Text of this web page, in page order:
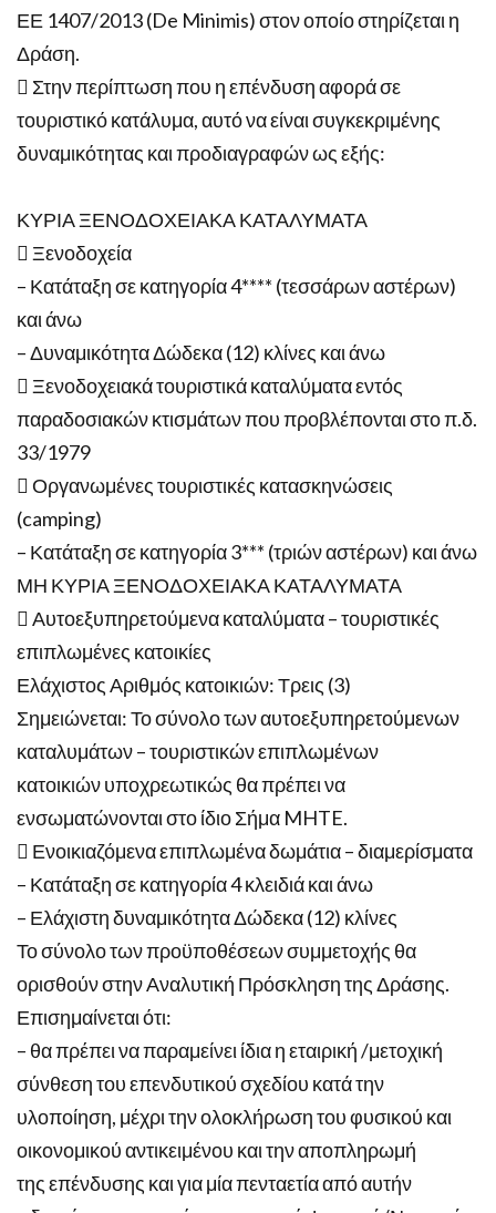
ΕΕ 1407/2013 (De Minimis) στον οποίο στηρίζεται η
Δράση.
 Στην περίπτωση που η επένδυση αφορά σε
τουριστικό κατάλυμα, αυτό να είναι συγκεκριμένης
δυναμικότητας και προδιαγραφών ως εξής:
ΚΥΡΙΑ ΞΕΝΟΔΟΧΕΙΑΚΑ ΚΑΤΑΛΥΜΑΤΑ
 Ξενοδοχεία
– Κατάταξη σε κατηγορία 4**** (τεσσάρων αστέρων)
και άνω
– Δυναμικότητα Δώδεκα (12) κλίνες και άνω
 Ξενοδοχειακά τουριστικά καταλύματα εντός
παραδοσιακών κτισμάτων που προβλέπονται στο π.δ.
33/1979
 Οργανωμένες τουριστικές κατασκηνώσεις
(camping)
– Κατάταξη σε κατηγορία 3*** (τριών αστέρων) και άνω
ΜΗ ΚΥΡΙΑ ΞΕΝΟΔΟΧΕΙΑΚΑ ΚΑΤΑΛΥΜΑΤΑ
 Αυτοεξυπηρετούμενα καταλύματα – τουριστικές
επιπλωμένες κατοικίες
Ελάχιστος Αριθμός κατοικιών: Τρεις (3)
Σημειώνεται: Το σύνολο των αυτοεξυπηρετούμενων
καταλυμάτων – τουριστικών επιπλωμένων
κατοικιών υποχρεωτικώς θα πρέπει να
ενσωματώνονται στο ίδιο Σήμα MHTE.
 Ενοικιαζόμενα επιπλωμένα δωμάτια – διαμερίσματα
– Κατάταξη σε κατηγορία 4 κλειδιά και άνω
– Ελάχιστη δυναμικότητα Δώδεκα (12) κλίνες
Το σύνολο των προϋποθέσεων συμμετοχής θα
ορισθούν στην Αναλυτική Πρόσκληση της Δράσης.
Επισημαίνεται ότι:
– θα πρέπει να παραμείνει ίδια η εταιρική /μετοχική
σύνθεση του επενδυτικού σχεδίου κατά την
υλοποίηση, μέχρι την ολοκλήρωση του φυσικού και
οικονομικού αντικειμένου και την αποπληρωμή
της επένδυσης και για μία πενταετία από αυτήν